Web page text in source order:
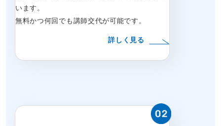
います。
無料かつ何回でも講師交代が可能です。
詳しく見る